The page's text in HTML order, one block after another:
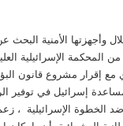
وأجهزتها الأمنية البحث
إقرار مشروع قانون البؤر
إسرائيل في توفير
الخطوة الإسرائيلية ،